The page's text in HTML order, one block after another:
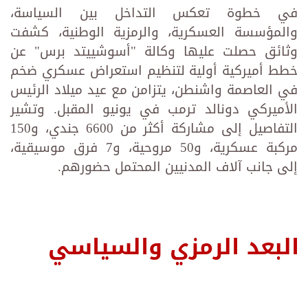
في خطوة تعكس التداخل بين السياسة،
والمؤسسة العسكرية، والرمزية الوطنية، كشفت
وثائق حصلت عليها وكالة "أسوشييتد برس" عن
خطط أميركية أولية لتنظيم استعراض عسكري ضخم
في العاصمة واشنطن، يتزامن مع عيد ميلاد الرئيس
الأميركي دونالد ترمب في يونيو المقبل. وتشير
التفاصيل إلى مشاركة أكثر من 6600 جندي، و150
مركبة عسكرية، و50 مروحية، و7 فرق موسيقية،
إلى جانب آلاف المدنيين المحتمل حضورهم.
البعد الرمزي والسياسي